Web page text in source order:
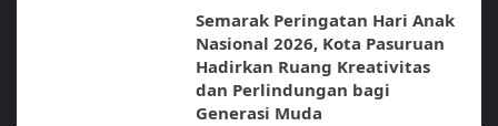
Semarak Peringatan Hari Anak
Nasional 2026, Kota Pasuruan
Hadirkan Ruang Kreativitas
dan Perlindungan bagi
Generasi Muda